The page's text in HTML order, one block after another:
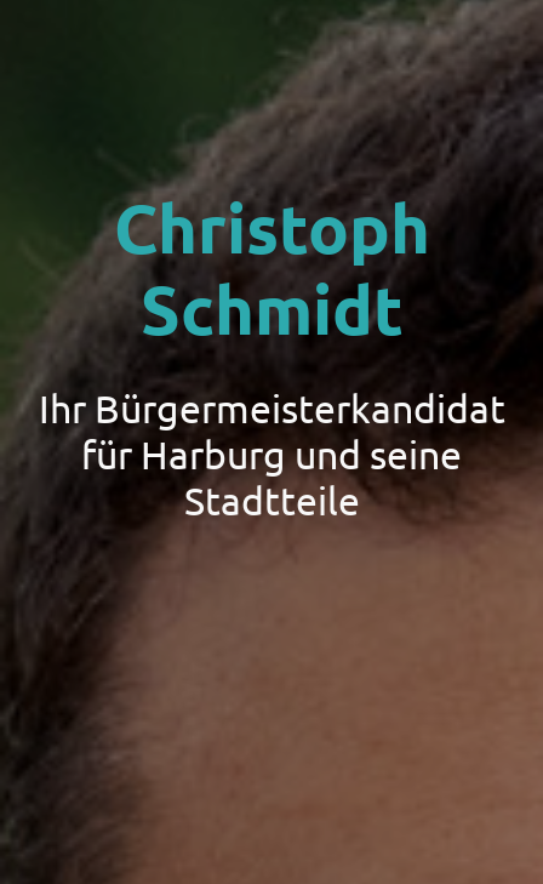
Christoph
Schmidt
Ihr Bürgermeisterkandidat
für Harburg und seine
Stadtteile